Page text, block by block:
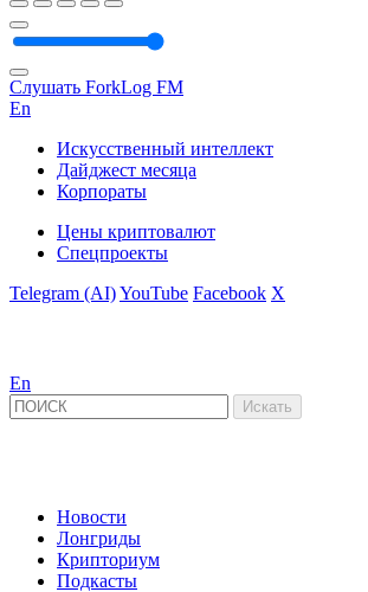
Слушать ForkLog FM
En
Искусственный интеллект
Дайджест месяца
Корпораты
Цены криптовалют
Спецпроекты
Telegram (AI)YouTube Facebook X
En
Новости
Лонгриды
Крипториум
Подкасты